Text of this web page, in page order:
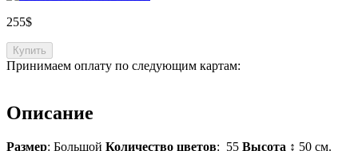
255$
Купить
Принимаем оплату по следующим картам:
Описание
Размер: Большой Количество цветов: 55 Высота ↕ 50 см.